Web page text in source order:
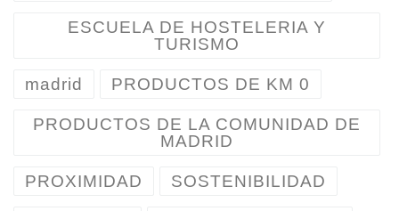
ESCUELA DE HOSTELERIA Y
TURISMO
madrid PRODUCTOS DE KM 0
PRODUCTOS DE LA COMUNIDAD DE
MADRID
PROXIMIDAD SOSTENIBILIDAD